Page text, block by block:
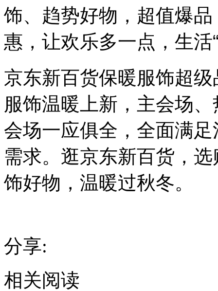
饰、趋势好物，超值爆
惠，让欢乐多一点，生活
京东新百货保暖服饰超
服饰温暖上新，主会场
会场一应俱全，全面满
需求。逛京东新百货，
饰好物，温暖过秋冬。
分享:
相关阅读